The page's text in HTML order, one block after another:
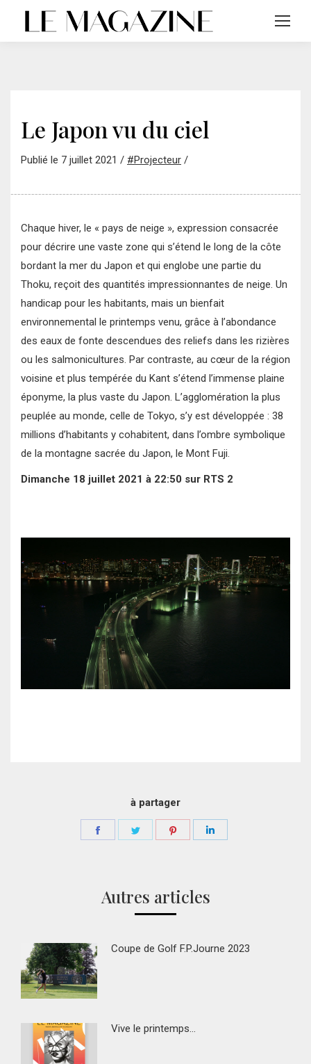
Le Japon vu du ciel
Publié le 7 juillet 2021 / #Projecteur /
Chaque hiver, le « pays de neige », expression consacrée
pour décrire une vaste zone qui s’étend le long de la côte
bordant la mer du Japon et qui englobe une partie du
Thoku, reçoit des quantités impressionnantes de neige. Un
handicap pour les habitants, mais un bienfait
environnemental le printemps venu, grâce à l’abondance
des eaux de fonte descendues des reliefs dans les rizières
ou les salmonicultures. Par contraste, au cœur de la région
voisine et plus tempérée du Kant s’étend l’immense plaine
éponyme, la plus vaste du Japon. L’agglomération la plus
peuplée au monde, celle de Tokyo, s’y est développée : 38
millions d’habitants y cohabitent, dans l’ombre symbolique
de la montagne sacrée du Japon, le Mont Fuji.
Dimanche 18 juillet 2021 à 22:50 sur RTS 2
à partager
Partager Partager
Partager
Autres articles
Coupe de Golf F.P.Journe 2023
Vive le printemps…